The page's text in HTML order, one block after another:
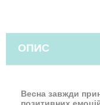
ОПИС
Весна завжди